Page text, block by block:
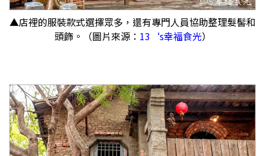
▲店裡的服裝款式選擇眾多，還有專門人員協助整理髮髻和
頭飾。（圖片來源： 13‘s幸福食光）